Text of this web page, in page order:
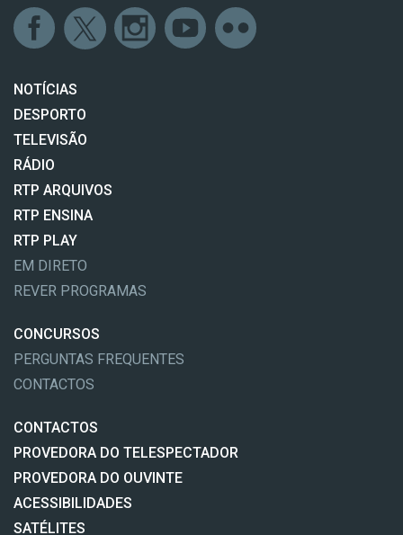
NOTÍCIAS
DESPORTO
TELEVISÃO
RÁDIO
RTP ARQUIVOS
RTP ENSINA
RTP PLAY
EM DIRETO
REVER PROGRAMAS
CONCURSOS
PERGUNTAS FREQUENTES
CONTACTOS
CONTACTOS
PROVEDORA DO TELESPECTADOR
PROVEDORA DO OUVINTE
ACESSIBILIDADES
SATÉLITES